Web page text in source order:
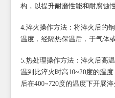
构，以提升耐磨性能和耐腐蚀性
4.淬火操作方法：将淬火后的
温度，经隔热保温后，于气体
5.热处理操作方法：淬火后高
温到比淬火时高10~20度的温
后在400~720度的温度下开展淬